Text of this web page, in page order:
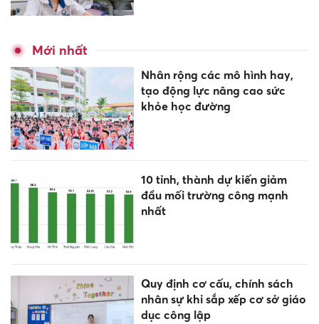
Mới nhất
Nhân rộng các mô hình hay,
tạo động lực nâng cao sức
khỏe học đường
10 tỉnh, thành dự kiến giảm
đầu mối trường công mạnh
nhất
Quy định cơ cấu, chính sách
nhân sự khi sắp xếp cơ sở giáo
dục công lập